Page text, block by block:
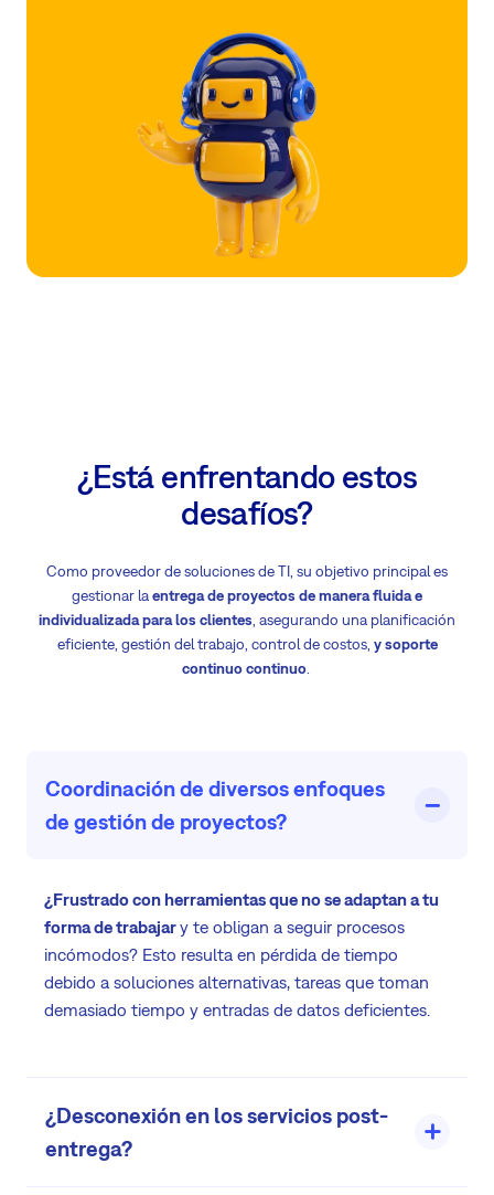
¿Está enfrentando estos
desafíos?
Como proveedor de soluciones de TI, su objetivo principal es
gestionar laentrega de proyectos de manera fluida e
individualizada para los clientes , asegurando una planificación
eficiente, gestión del trabajo, control de costos, y soporte
continuo continuo.
Coordinación de diversos enfoques
de gestión de proyectos?
¿Frustrado con herramientas que no se adaptan a tu
forma de trabajary te obligan a seguir procesos
incómodos? Esto resulta en pérdida de tiempo
debido a soluciones alternativas, tareas que toman
demasiado tiempo y entradas de datos deficientes.
¿Desconexión en los servicios post-
entrega?